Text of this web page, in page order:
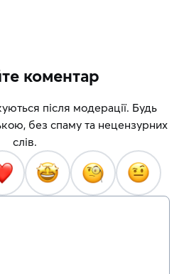
коментар
після модерації. Будь
без спаму та нецензурних
слів.